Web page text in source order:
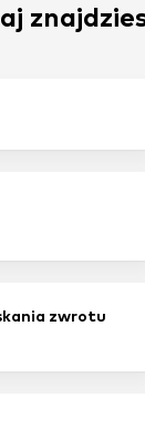
zwrotu